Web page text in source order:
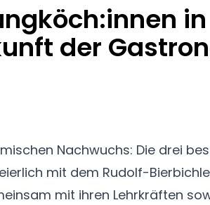
der
Nachwuchs: Die drei
mit dem Rudolf-
mit ihren Lehrkräften